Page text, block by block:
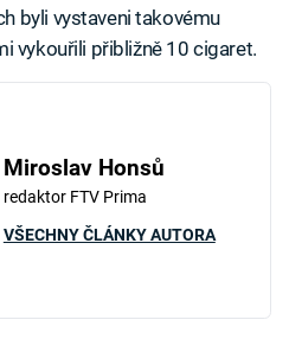
byli vystaveni takovému
vykouřili přibližně 10 cigaret.
Miroslav Honsů
redaktor FTV Prima
VŠECHNY ČLÁNKY AUTORA